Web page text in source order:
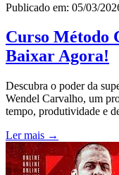
Publicado em: 05/03/
Curso Método
Baixar Agora!
Descubra o poder da
Wendel Carvalho, um
tempo, produtividade e
Ler mais →